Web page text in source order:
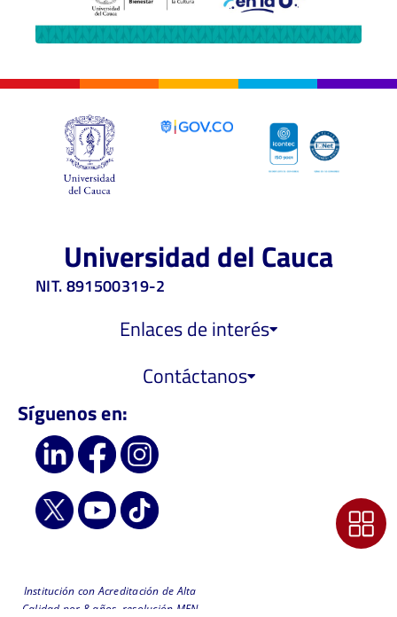
Universidad del Cauca
NIT. 891500319-2
Enlaces de interés
Contáctanos
Síguenos en:
Institución con Acreditación de Alta
Calidad por 8 años, resolución MEN